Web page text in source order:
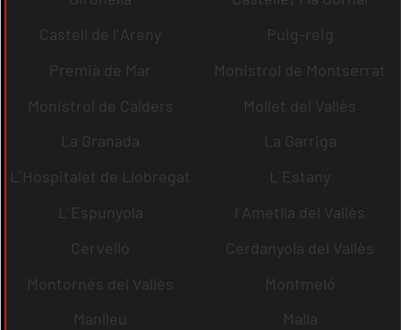
Castell de l´Areny
Puig-reig
Premià de Mar
Monistrol de Montserrat
Monistrol de Calders
Mollet del Vallès
La Granada
La Garriga
L´Hospitalet de Llobregat
L´Estany
L´Espunyola
l´Ametlla del Vallès
Cervelló
Cerdanyola del Vallès
Montornès del Vallès
Montmeló
Manlleu
Malla